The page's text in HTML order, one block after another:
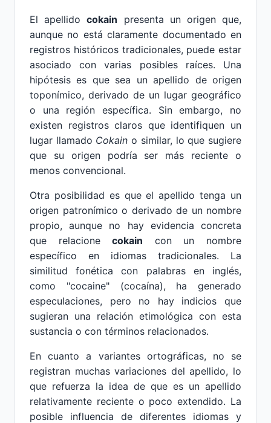
El apellidocokain presenta un origen que,
aunque no está claramente documentado en
registros históricos tradicionales, puede estar
asociado con varias posibles raíces. Una
hipótesis es que sea un apellido de origen
toponímico, derivado de un lugar geográfico
o una región específica. Sin embargo, no
existen registros claros que identifiquen un
lugar llamado Cokain o similar, lo que sugiere
que su origen podría ser más reciente o
menos convencional.
Otra posibilidad es que el apellido tenga un
origen patronímico o derivado de un nombre
propio, aunque no hay evidencia concreta
que relacionecokain con un nombre
específico en idiomas tradicionales. La
similitud fonética con palabras en inglés,
como "cocaine" (cocaína), ha generado
especulaciones, pero no hay indicios que
sugieran una relación etimológica con esta
sustancia o con términos relacionados.
En cuanto a variantes ortográficas, no se
registran muchas variaciones del apellido, lo
que refuerza la idea de que es un apellido
relativamente reciente o poco extendido. La
posible influencia de diferentes idiomas y